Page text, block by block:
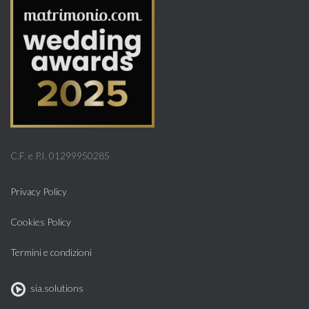
C.F. e P.I. 01299950285
Privacy Policy
Cookies Policy
Termini e condizioni
sia.solutions